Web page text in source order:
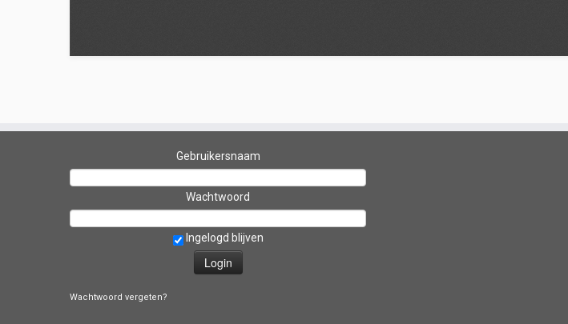
Gebruikersnaam
Wachtwoord
Ingelogd blijven
Wachtwoord vergeten?